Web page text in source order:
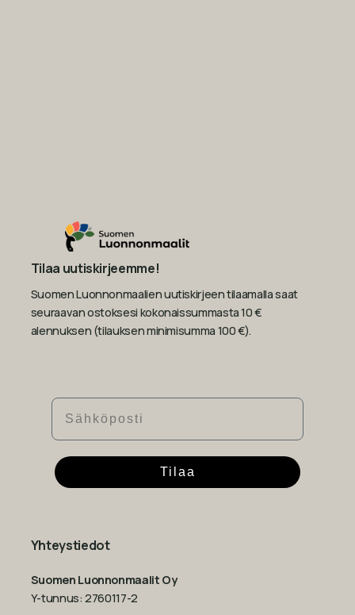
Tilaa uutiskirjeemme!
Suomen Luonnonmaalien uutiskirjeen tilaamalla saat
seuraavan ostoksesi kokonaissummasta 10 €
alennuksen (tilauksen minimisumma 100 €).
Sähköposti
Tilaa
Yhteystiedot
Suomen Luonnonmaalit Oy
Y-tunnus: 2760117-2